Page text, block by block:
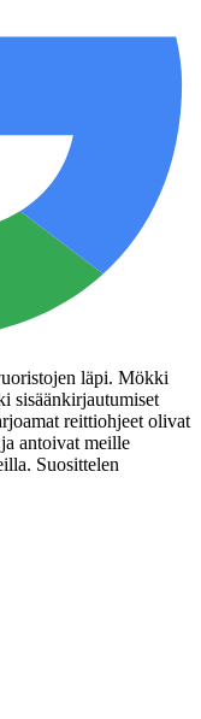
läpi. Mökki
sisäänkirjautumiset
reittiohjeet olivat
antoivat meille
Suosittelen